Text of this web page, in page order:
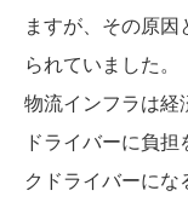
ますが、その原
られていました。
物流インフラは経
ドライバーに負
クドライバーにな